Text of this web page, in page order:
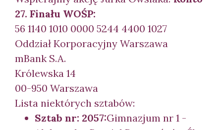
27. Finału WOŚP:
56 1140 1010 0000 5244 4400 1027
Oddział Korporacyjny Warszawa
mBank S.A.
Królewska 14
00-950 Warszawa
Lista niektórych sztabów:
Sztab nr: 2057:Gimnazjum nr 1 -